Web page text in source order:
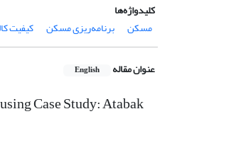
کلیدواژه‌ها
مسکن
برنامه‌ریزی مسکن کیفیت
عنوان مقاله English
Case Study: Atabak